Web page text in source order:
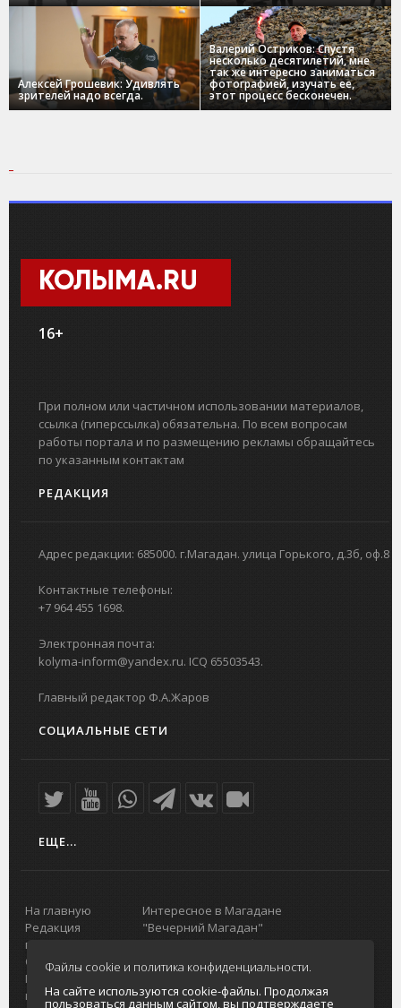
Алексей Грошевик: Удивлять
зрителей надо всегда.
Валерий Остриков: Спустя
несколько десятилетий, мне
так же интересно заниматься
фотографией, изучать ее,
этот процесс бесконечен.
КОЛЫМА.RU
16+
При полном или частичном использовании материалов,
ссылка (гиперссылка) обязательна. По всем вопросам
работы портала и по размещению рекламы обращайтесь
по указанным контактам
РЕДАКЦИЯ
Адрес редакции: 685000. г.Магадан. улица Горького, д.3б, оф.8
Контактные телефоны:
+7 964 455 1698.
Электронная почта:
kolyma-inform@yandex.ru. ICQ 65503543.
Главный редактор Ф.А.Жаров
СОЦИАЛЬНЫЕ СЕТИ
ЕЩЕ...
На главную
Редакция
портала
О проекте
Реклама на
портале
Интересное в Магадане
"Вечерний Магадан"
Городская доска объявлений
Реклама
Главный туристический портал
Колымы
Файлы cookie и политика конфиденциальности.
На сайте используются cookie-файлы. Продолжая
пользоваться данным сайтом, вы подтверждаете